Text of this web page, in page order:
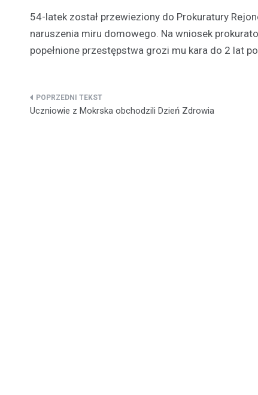
54-latek został przewieziony do Prokuratury
naruszenia miru domowego. Na wniosek
popełnione przestępstwa grozi mu kara do 2 lat
Nawigacja
Uczniowie z Mokrska obchodzili Dzień Zdrowia